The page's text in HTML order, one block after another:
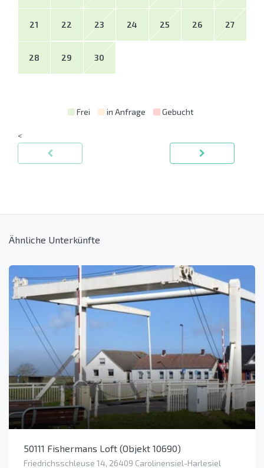
21 22 23 24 25 26 27
28 29 30
Frei in Anfrage Gebucht
<
Ähnliche Unterkünfte
50111 Fishermans Loft (Objekt 10690)
Friedrichsschleuse 14, 26409 Carolinensiel-Harlesiel